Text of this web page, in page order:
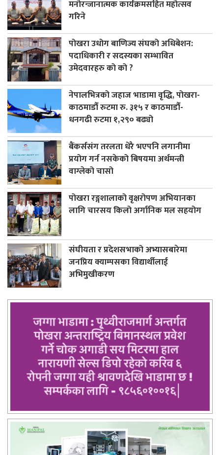
मनोरन्जानात्मक कार्यक्रमसहित महोत्सव
गरिने
पोखरा उधोग बाणिज्य संघको अधिबेशन:
पदाधिकारी र सदस्यका सम्भावित
उमेदवारहरु को को ?
नेपालभित्रको जहाज भाडामा वृद्धि, पोखरा-
काठमाडौँ रुटमा रु. ३१५ र काठमाडौँ-
धनगढी रुटमा १,२९० बढ्यो
बैंकर्ससंग तरलता धेरै भएपनि लगानीमा
प्रयोग गर्न नसकेको बिषयमा अर्थमन्त्री
वाग्लेको चासो
पोखरा रङ्गशालाको वृक्षरोपण अभियानका
लागि चारसय किलो अर्गानिक मल सहयोग
संघीयता र प्रदेशसभाको अभ्यासबारेमा
जनप्रिय क्याम्पसका विद्यार्थीलाई
अभिमुखीकरण